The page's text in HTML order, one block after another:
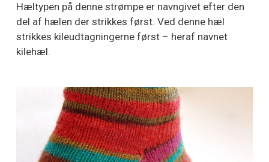
Hæltypen på denne strømpe er navngivet efter den
del af hælen der strikkes først. Ved denne hæl
strikkes kileudtagningerne først – heraf navnet
kilehæl.